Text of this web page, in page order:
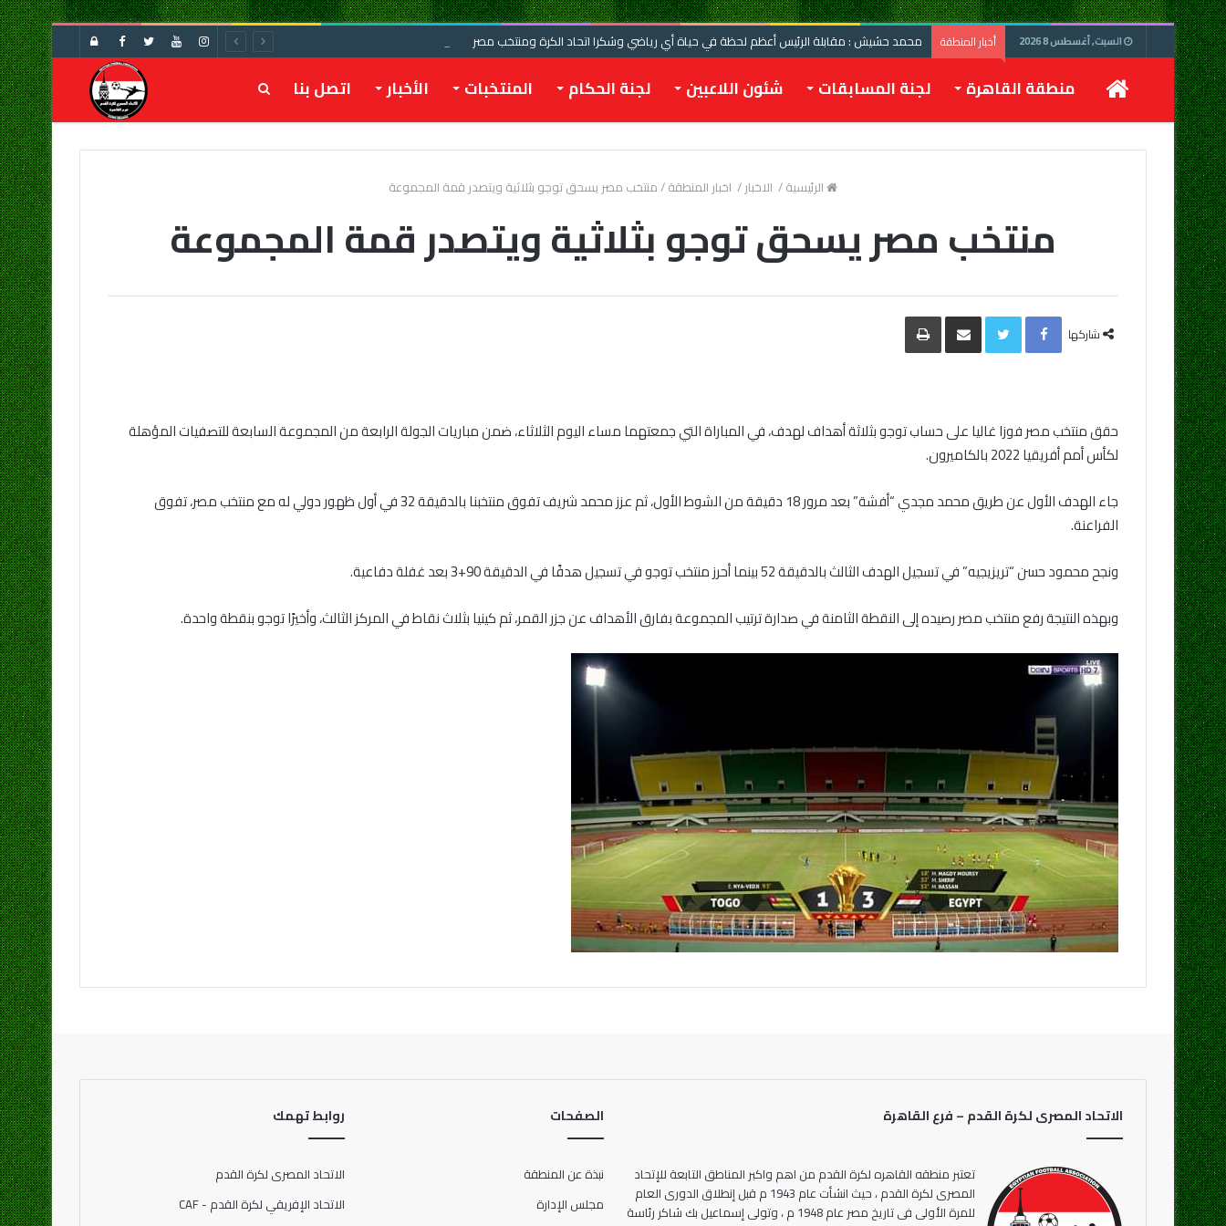
السبت, أغسطس 8 2026 أخبار المنطقة محمد حشيش : مقابلة الرئيس أعظم لحظة في حياة أي رياضي وشكرا اتحاد الكرة ومنتخب مصر
تسجيل
الرئيسيةمنطقة القاهرة لجنة المسابقات شئون اللاعبين لجنة الحكام المنتخبات الأخبار اتصل بنا بحث
عن
الرئيسية/ الاخبار/ اخبار المنطقة/منتخب مصر يسحق توجو بثلاثية ويتصدر قمة المجموعة
منتخب مصر يسحق توجو بثلاثية ويتصدر قمة المجموعة
شاركها
Facebook
Twitter مشاركة
البريد
طباعة
حقق منتخب مصر فوزا غاليا على حساب توجو بثلاثة أهداف لهدف، في المباراة التي جمعتهما مساء اليوم الثلاثاء، ضمن مباريات الجولة الرابعة من المجموعة السابعة للتصفيات المؤهلة
لكأس أمم أفريقيا 2022 بالكاميرون.
جاء الهدف الأول عن طريق محمد مجدي “أفشة” بعد مرور 18 دقيقة من الشوط الأول، ثم عزز محمد شريف تفوق منتخبنا بالدقيقة 32 في أول ظهور دولي له مع منتخب مصر، تفوق
الفراعنة.
ونجح محمود حسن “تريزيجيه” في تسجيل الهدف الثالث بالدقيقة 52 بينما أحرز منتخب توجو في تسجيل هدفًا في الدقيقة 90+3 بعد غفلة دفاعية.
وبهذه النتيجة رفع منتخب مصر رصيده إلى النقطة الثامنة في صدارة ترتيب المجموعة بفارق الأهداف عن جزر القمر، ثم كينيا بثلاث نقاط في المركز الثالث، وأخيرًا توجو بنقطة واحدة.
الاتحاد المصرى لكرة القدم – فرع القاهرة
تعتبر منطقه القاهره لكرة القدم من اهم واكبر المناطق التابعة للإتحاد
المصرى لكرة القدم ، حيث انشأت عام 1943 م قبل إنطلاق الدورى العام
للمرة الأولى فى تاريخ مصر عام 1948 م ، وتولى إسماعيل بك شاكر رئاسة
الصفحات
نبذة عن المنطقة
مجلس الإدارة
روابط تهمك
الاتحاد المصرى لكرة القدم
الاتحاد الإفريقي لكرة القدم - CAF